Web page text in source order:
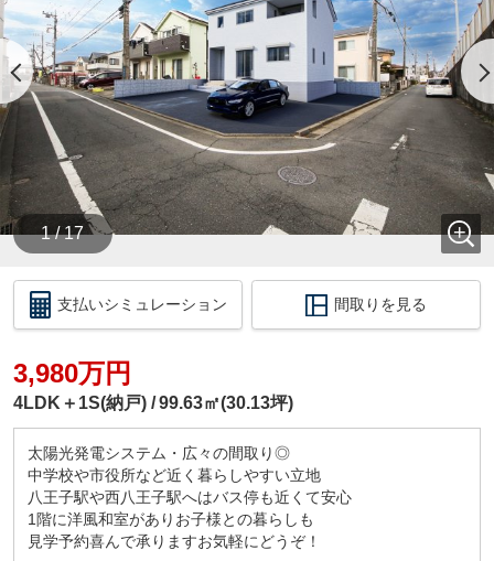
持病でお薬を飲んでいるお客様
持ち家をあきらめているお客様
購入できるか？ご不安なお客様
ぜひミライズホームに一度ご相談下さい☆彡
豊富な提携金融機関から、お客様に合ったプランを
コンサルティング致します！
親身にサポートさせて頂きますので、腹を割ってな
んでもお話ししましょう！！
今のお悩みをぜひ聞かせてください☆彡
◆◆◆◆◆ 現地見学会を開催中 ◆◆◆◆◆
平日・休日問わず、いつでもご見学が出来ます♪
ミライズホーム株式会社は、
つでもご案内させて頂きます。
お仕事終わりなどの夜間や早朝などお気軽にご相談
ください♪
定のサービスです）
◆最寄りの駅、ご自宅への無料送迎サービス♪
◆お子様がいらっしゃるご家族様チャイルドシート
ございます♪
1 / 17
支払いシミュレーション 間取りを見る
3,980万円
4LDK＋1S(納戸) 99.63㎡(30.13坪)
太陽光発電システム・広々の間取り◎
中学校や市役所など近く暮らしやすい立地
八王子駅や西八王子駅へはバス停も近くて安心
1階に洋風和室がありお子様との暮らしも
見学予約喜んで承りますお気軽にどうぞ！